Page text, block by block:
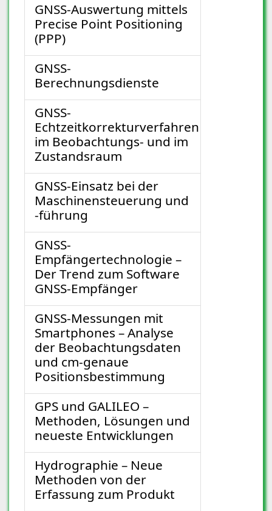
GNSS-Auswertung mittels
Precise Point Positioning
(PPP)
GNSS-
Berechnungsdienste
GNSS-
Echtzeitkorrekturverfahren
im Beobachtungs- und im
Zustandsraum
GNSS-Einsatz bei der
Maschinensteuerung und
-führung
GNSS-
Empfängertechnologie –
Der Trend zum Software
GNSS-Empfänger
GNSS-Messungen mit
Smartphones – Analyse
der Beobachtungsdaten
und cm-genaue
Positionsbestimmung
GPS und GALILEO –
Methoden, Lösungen und
neueste Entwicklungen
Hydrographie – Neue
Methoden von der
Erfassung zum Produkt